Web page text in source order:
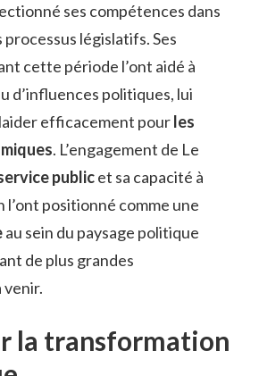
ses compétences dans
législatifs. Ses
cette période l’ont aidé à
d’influences politiques, lui
efficacement pourles
. L’engagement de Le
publicet sa capacité à
l’ont positionné comme une
au sein du paysage politique
de plus grandes
venir.
la transformation